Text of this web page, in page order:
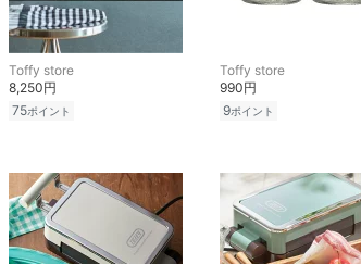
Toffy store
8,250円
75ポイント
Toffy store
990円
9ポイント